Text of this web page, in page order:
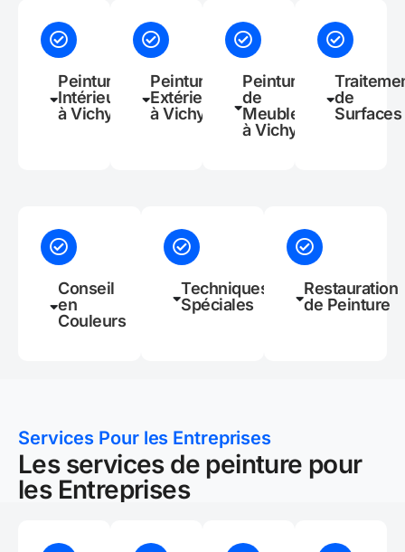
Peinture
Intérieure
à Vichy
Peinture
Extérieure
à Vichy
Peinture
de
Meubles
à Vichy
de
Surfaces
Conseil
en
Couleurs
Techniques
Spéciales
Restauration
de Peinture
Services Pour les Entreprises
Les services de peinture pour
les Entreprises